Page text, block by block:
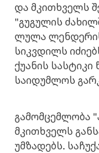
და მკითხველს
"გუგულის
ლულა
სიკვდილს
ქუანის
საიდუმლოს
გამომცემლობა
მკითხველს
უმზადებს.